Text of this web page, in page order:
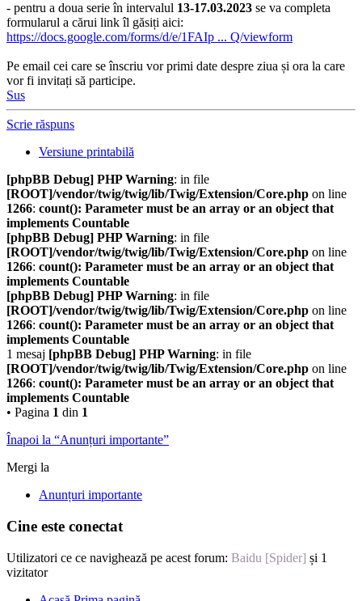
- pentru a doua serie în intervalul 13-17.03.2023 se va completa
formularul a cărui link îl găsiți aici:
https://docs.google.com/forms/d/e/1FAIp ... Q/viewform
Pe email cei care se înscriu vor primi date despre ziua și ora la care
vor fi invitați să participe.
Sus
Scrie răspuns
Versiune printabilă
[phpBB Debug] PHP Warning: in file
[ROOT]/vendor/twig/twig/lib/Twig/Extension/Core.php on line
1266: count(): Parameter must be an array or an object that
implements Countable
[phpBB Debug] PHP Warning: in file
[ROOT]/vendor/twig/twig/lib/Twig/Extension/Core.php on line
1266: count(): Parameter must be an array or an object that
implements Countable
[phpBB Debug] PHP Warning: in file
[ROOT]/vendor/twig/twig/lib/Twig/Extension/Core.php on line
1266: count(): Parameter must be an array or an object that
implements Countable
1 mesaj [phpBB Debug] PHP Warning: in file
[ROOT]/vendor/twig/twig/lib/Twig/Extension/Core.php on line
1266: count(): Parameter must be an array or an object that
implements Countable
• Pagina 1 din 1
Înapoi la “Anunțuri importante”
Mergi la
Anunțuri importante
Cine este conectat
Utilizatori ce ce navighează pe acest forum: Baidu [Spider] și 1
vizitator